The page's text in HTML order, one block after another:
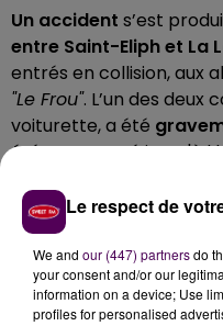
Un accident s’est
entre Saint-Eliph et La
entrés en collision, aux
"Le Frou". L’un des deux
voiturette, a été
été transporté jusqu'à
La seconde personne
indemne. Au total,une
provenance des
et Nogent-le-Rotrou,
intervention.
Le respect de
We and our (447) partnersdo
your consent and/or our
information on a device; Use
profiles for personalised